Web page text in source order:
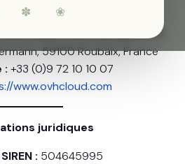
✽ ❀
:OVH SAS
SAS (filiale d’OVH Groupe SAS)
59100 Roubaix, France
: +33 (0)9 72 10 10 07
www.ovhcloud.com
juridiques
: 504645995